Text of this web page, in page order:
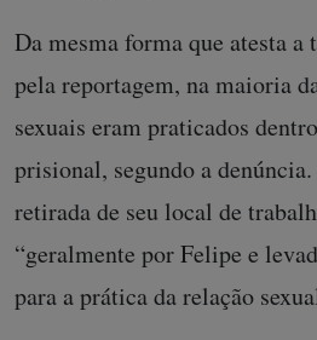
Da mesma forma que atesta a
pela reportagem, na maioria
sexuais eram praticados
prisional, segundo a
retirada de seu local de
“geralmente por Felipe e
para a prática da relação